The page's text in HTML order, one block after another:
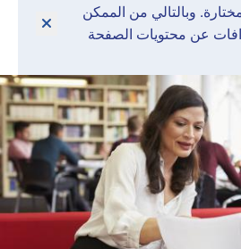
وبالتالي من الممكن
عن محتويات الصفحة